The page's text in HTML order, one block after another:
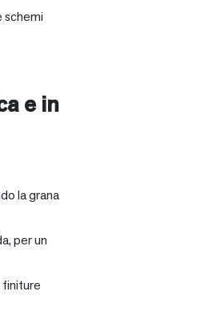
schemi
e in
la grana
per un
finiture